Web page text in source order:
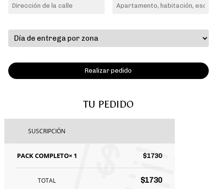
TU PEDIDO
SUSCRIPCIÓN
PACK COMPLETO× 1 $1730
TOTAL $1730